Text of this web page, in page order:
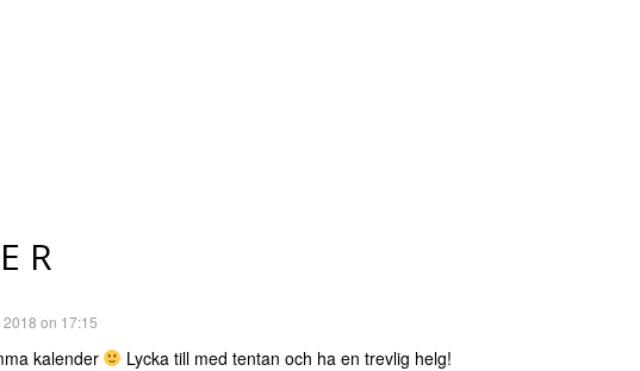
on 17:15
kalender Lycka till med tentan och ha en trevlig helg!